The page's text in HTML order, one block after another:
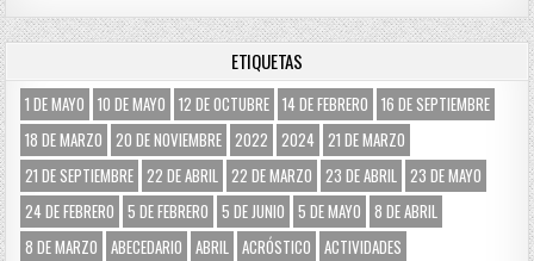
ETIQUETAS
1 DE MAYO 10 DE MAYO 12 DE OCTUBRE 14 DE FEBRERO
16 DE SEPTIEMBRE
18 DE MARZO
20 DE NOVIEMBRE 2022 2024
21 DE MARZO
21 DE SEPTIEMBRE 22 DE ABRIL 22 DE MARZO 23 DE ABRIL 23 DE MAYO
24 DE FEBRERO
5 DE FEBRERO 5 DE JUNIO 5 DE MAYO
8 DE ABRIL
8 DE MARZO
ABECEDARIO ABRIL ACRÓSTICO
ACTIVIDADES